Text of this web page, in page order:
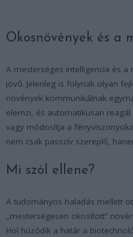
Okosnövények és a
A mesterséges intelligencia és
jövő. Jelenleg is folynak olyan
növények kommunikálnak
elemzi, és automatikusan
vagy módosítja a
nem csak passzív szereplő,
Mi szól ellene?
A tudományos haladás mellett
„mesterségesen okosított”
Hol húzódik a határ a